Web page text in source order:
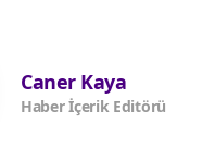
Caner Kaya
Haber İçerik Editörü